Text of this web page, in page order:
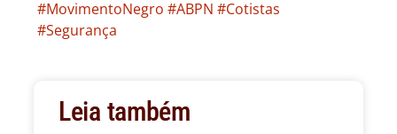
#MovimentoNegro #ABPN #Cotistas
#Segurança
Leia também